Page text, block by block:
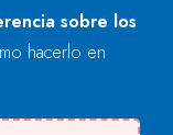
sobre los
hacerlo en